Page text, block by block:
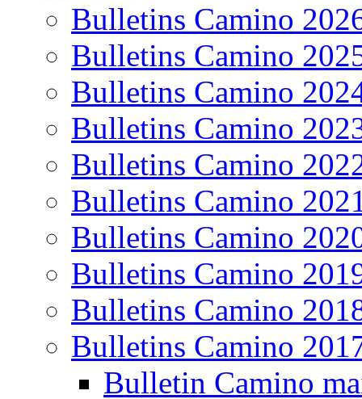
Bulletins Camino
Bulletins Camino
Bulletins Camino
Bulletins Camino
Bulletins Camino
Bulletins Camino
Bulletins Camino
Bulletins Camino
Bulletins Camino
Bulletins Camino
Bulletin Camino